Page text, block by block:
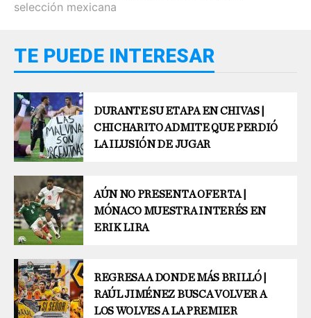
selección mexicana
TE PUEDE INTERESAR
DURANTE SU ETAPA EN CHIVAS |
CHICHARITO ADMITE QUE PERDIÓ
LA ILUSIÓN DE JUGAR
AÚN NO PRESENTA OFERTA |
MÓNACO MUESTRA INTERÉS EN
ERIK LIRA
REGRESA A DONDE MÁS BRILLÓ |
RAÚL JIMÉNEZ BUSCA VOLVER A
LOS WOLVES A LA PREMIER